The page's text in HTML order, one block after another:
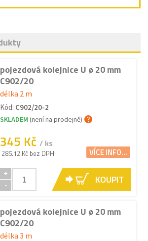
pojezdová kolejnice U ø 20 mm
C902/20
délka 2 m
Kód: C902/20-2
SKLADEM (není na prodejně)
345 Kč / ks
285.12 Kč bez DPH VÍCE INFO...
+
-
KOUPIT
pojezdová kolejnice U ø 20 mm
C902/20
délka 3 m